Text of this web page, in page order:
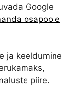
Google
osapoole
ja keeldumine
piire.